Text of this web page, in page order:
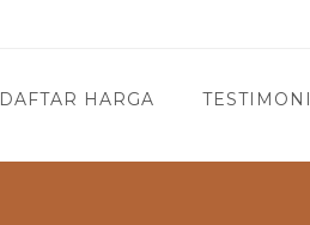
DAFTAR HARGA TESTIMONI